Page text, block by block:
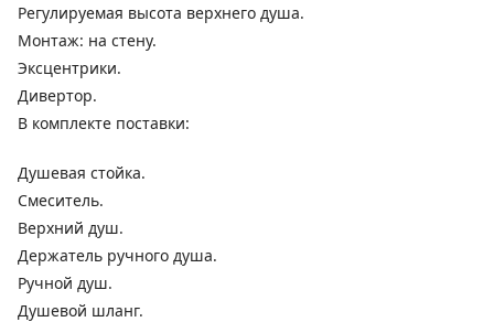
Регулируемая высота верхнего душа.
Монтаж: на стену.
Эксцентрики.
Дивертор.
В комплекте поставки:
Душевая стойка.
Смеситель.
Верхний душ.
Держатель ручного душа.
Ручной душ.
Душевой шланг.